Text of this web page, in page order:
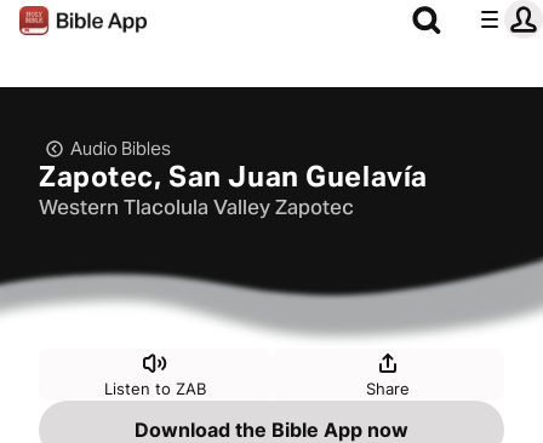
Audio Bibles
Zapotec, San Juan Guelavía
Western Tlacolula Valley Zapotec
Listen to ZAB Share
Download the Bible App now